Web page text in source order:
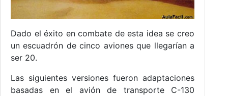
Dado el éxito en combate de esta idea se creo
un escuadrón de cinco aviones que llegarían a
ser 20.
Las siguientes versiones fueron adaptaciones
basadas en el avión de transporte C-130